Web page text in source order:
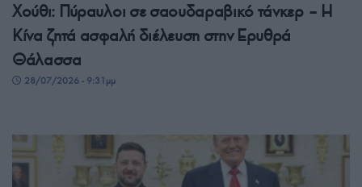
Χούθι: Πύραυλοι σε σαουδαραβικό τάνκερ – Η
Κίνα ζητά ασφαλή διέλευση στην Ερυθρά
Θάλασσα
28/07/2026 - 9:31μμ